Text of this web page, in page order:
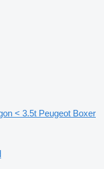
< 3.5t Peugeot Boxer